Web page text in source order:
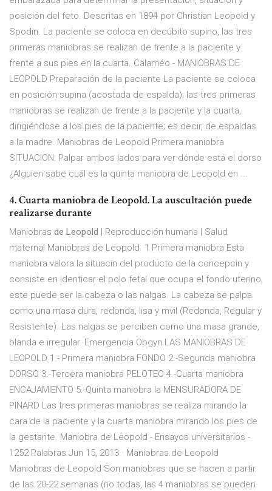
posición del feto. Descritas en 1894 por Christian Leopold y
Spodin. La paciente se coloca en decúbito supino, las tres
primeras maniobras se realizan de frente a la paciente y
frente a sus pies en la cuarta. Calaméo - MANIOBRAS DE
LEOPOLD Preparación de la paciente La paciente se coloca
en posición supina (acostada de espalda); las tres primeras
maniobras se realizan de frente a la paciente y la cuarta,
dirigiéndose a los pies de la paciente; es decir, de espaldas
a la madre. Maniobras de Leopold Primera maniobra
SITUACION: Palpar ambos lados para ver dónde está el dorso
¿Alguien sabe cuál es la quinta maniobra de Leopold en ...
4. Cuarta maniobra de Leopold. La auscultación puede
realizarse durante
Maniobras de Leopold
| Reproducción humana | Salud
maternal Maniobras de Leopold. 1 Primera maniobra Esta
maniobra valora la situacin del producto de la concepcin y
consiste en identicar el polo fetal que ocupa el fondo uterino,
este puede ser la cabeza o las nalgas. La cabeza se palpa
como una masa dura, redonda, lisa y mvil (Redonda, Regular y
Resistente). Las nalgas se perciben como una masa grande,
blanda e irregular. Emergencia Obgyn LAS MANIOBRAS DE
LEOPOLD 1.- Primera maniobra FONDO 2.-Segunda maniobra
DORSO 3.-Tercera maniobra PELOTEO 4.-Cuarta maniobra
ENCAJAMIENTO 5.-Quinta maniobra la MENSURADORA DE
PINARD Las tres primeras maniobras se realiza mirando la
cara de la paciente y la cuarta maniobra mirando los pies de
la gestante. Maniobra de Leopold - Ensayos universitarios -
1252 Palabras Jun 15, 2013 · Maniobras de Leopold
Maniobras de Leopold Son maniobras que se hacen a partir
de las 20-22 semanas (no todas, las 4 maniobras se pueden